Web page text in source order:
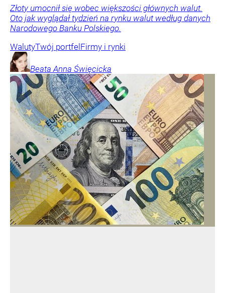
Złoty umocnił się wobec większości głównych walut.
Oto jak wyglądał tydzień na rynku walut według danych
Narodowego Banku Polskiego.
WalutyTwój portfelFirmy i rynki
Beata Anna Święcicka